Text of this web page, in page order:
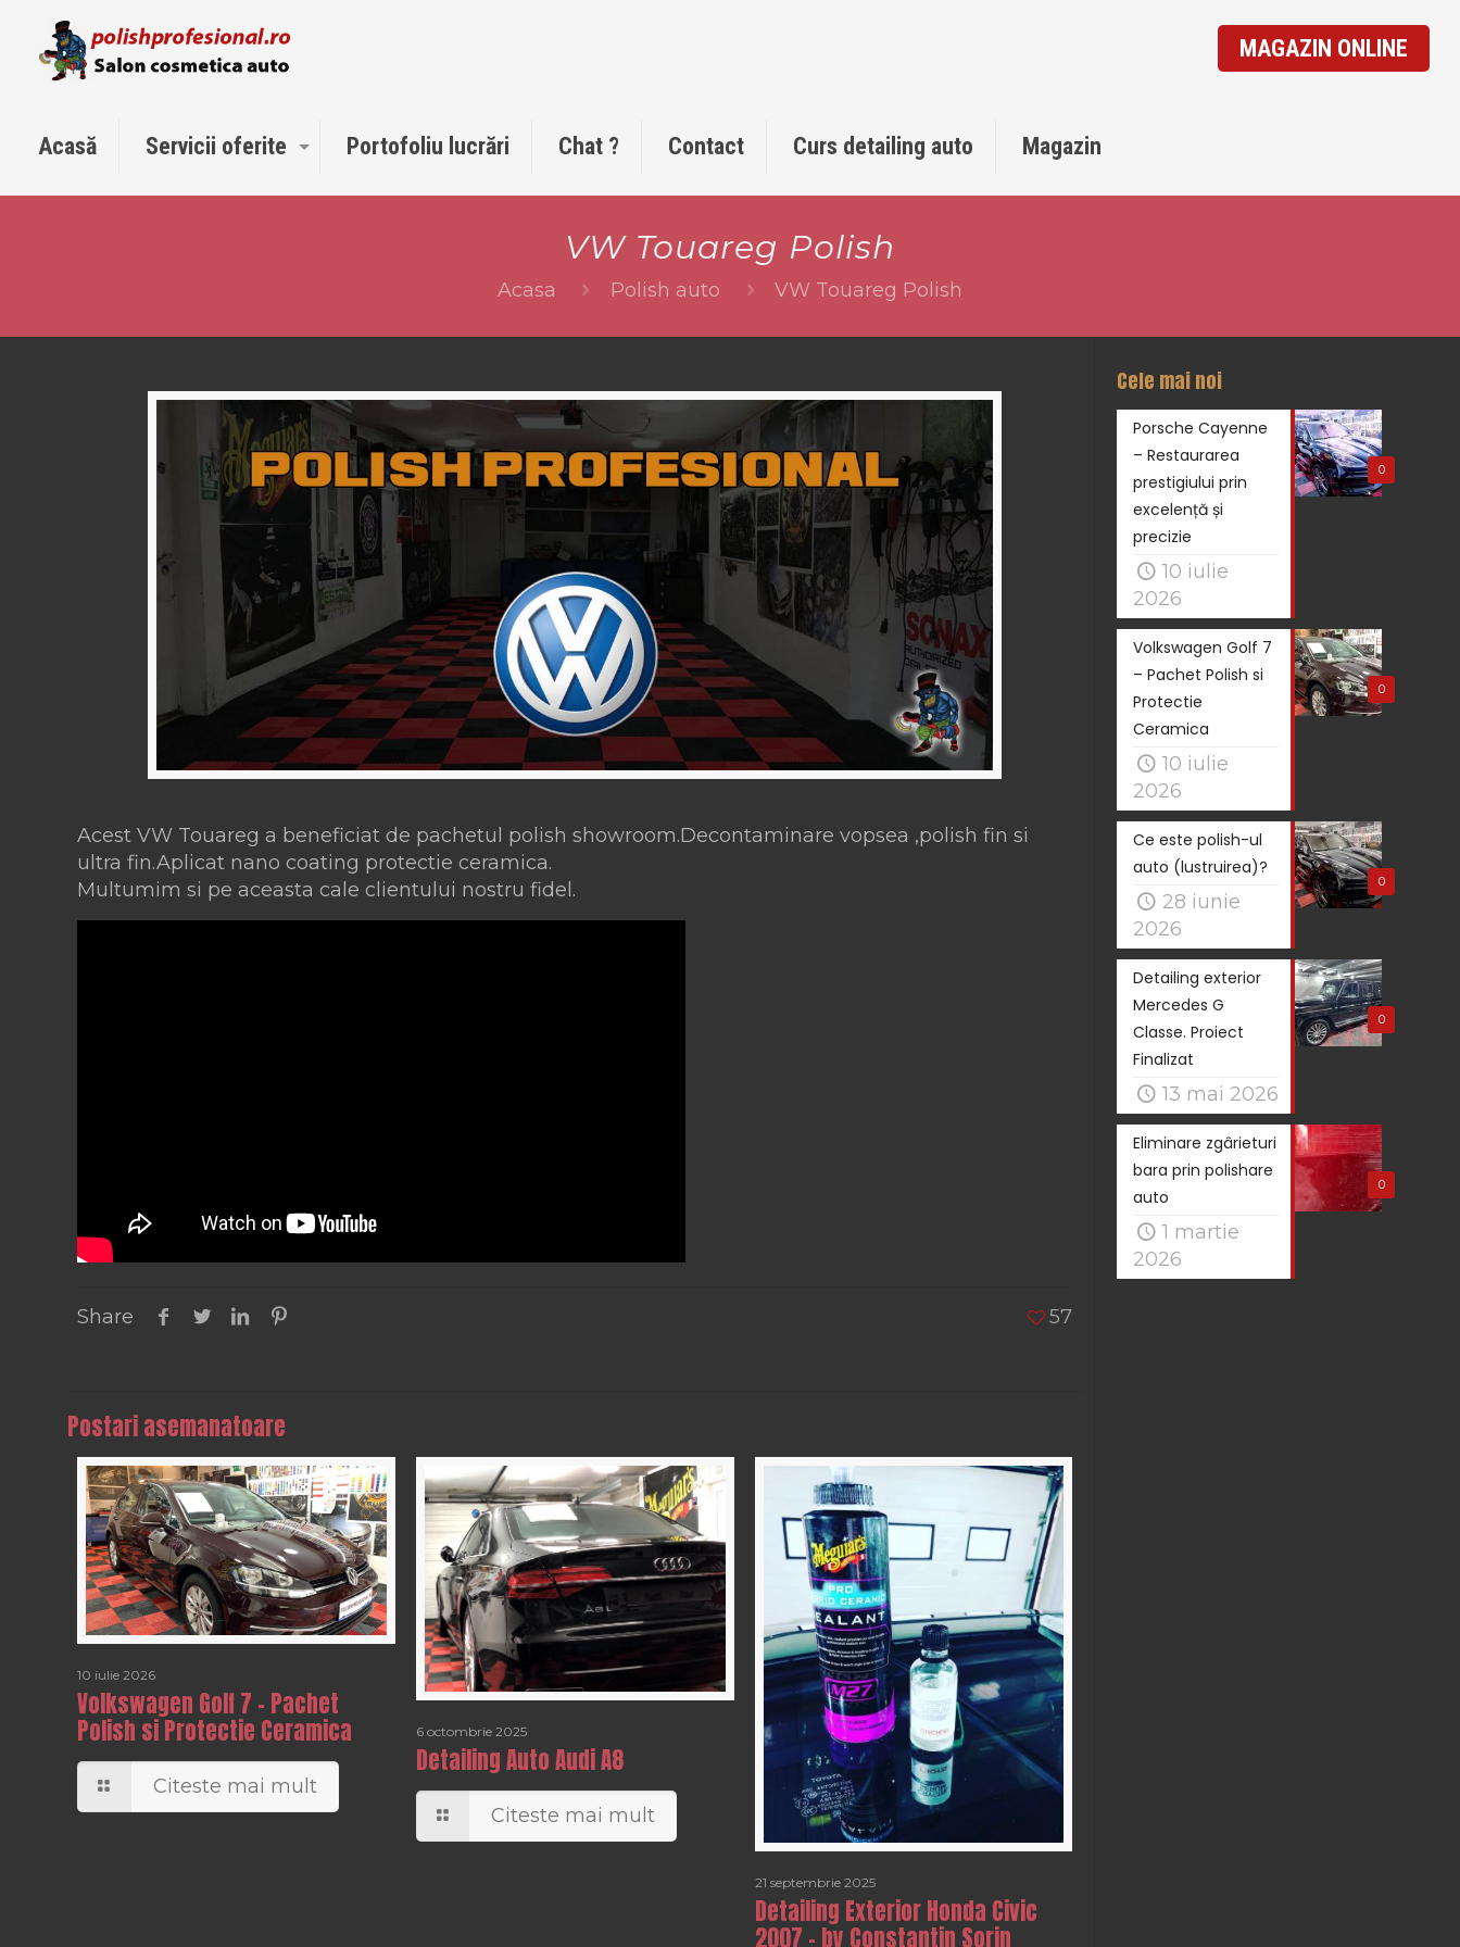
Acasă Servicii oferite Portofoliu lucrări Chat ? Contact Curs detailing auto Magazin
MAGAZIN ONLINE
VW Touareg Polish
Acasa Polish auto VW Touareg Polish
Acest VW Touareg a beneficiat de pachetul polish showroom.Decontaminare vopsea ,polish fin si
ultra fin.Aplicat nano coating protectie ceramica.
Multumim si pe aceasta cale clientului nostru fidel.
Share 57
Postari asemanatoare
10 iulie 2026
Volkswagen Golf 7 – Pachet
Polish si Protectie Ceramica
Citeste mai mult
6 octombrie 2025
Detailing Auto Audi A8
Citeste mai mult
21 septembrie 2025
Detailing Exterior Honda Civic
2007 – by Constantin Sorin
Cele mai noi
0
Porsche Cayenne
– Restaurarea
prestigiului prin
excelență și
precizie
10 iulie
2026
0
Volkswagen Golf 7
– Pachet Polish si
Protectie
Ceramica
10 iulie
2026
0
Ce este polish-ul
auto (lustruirea)?
28 iunie
2026
0
Detailing exterior
Mercedes G
Classe. Proiect
Finalizat
13 mai 2026
0
Eliminare zgârieturi
bara prin polishare
auto
1 martie
2026